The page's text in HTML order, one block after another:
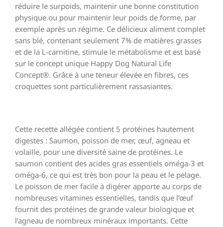
réduire le surpoids, maintenir une bonne constitution
physique ou pour maintenir leur poids de forme, par
exemple après un régime. Ce délicieux aliment complet
sans blé, contenant seulement 7% de matières grasses
et de la L-carnitine, stimule le métabolisme et est basé
sur le concept unique Happy Dog Natural Life
Concept®. Grâce à une teneur élevée en fibres, ces
croquettes sont particulièrement rassasiantes.
Cette recette allégée contient 5 protéines hautement
digestes : Saumon, poisson de mer, œuf, agneau et
volaille, pour une diversité saine de protéines. Le
saumon contient des acides gras essentiels oméga-3 et
oméga-6, ce qui est très bon pour la peau et le pelage.
Le poisson de mer facile à digérer apporte au corps de
nombreuses vitamines essentielles, tandis que l’œuf
fournit des protéines de grande valeur biologique et
l’agneau de nombreux minéraux importants. Cette